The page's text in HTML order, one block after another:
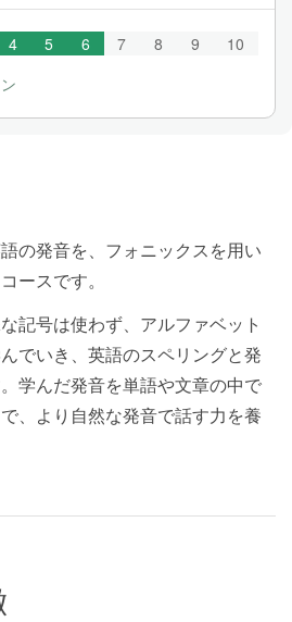
4 5 6 7 8 9
10
の発音を、フォニックスを用い
ースです。
記号は使わず、アルファベット
でいき、英語のスペリングと発
学んだ発音を単語や文章の中で
、より自然な発音で話す力を養